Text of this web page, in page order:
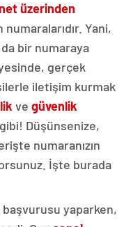
üzerinden
Yani,
bir numaraya
gerçek
iletişim kurmak
ve güvenlik
Düşünsenize,
numaranızın
İşte burada
başvurusu yaparken,